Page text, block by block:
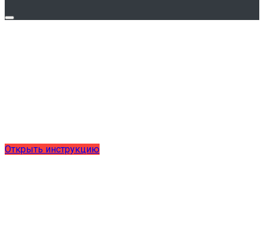
Открыть инструкцию